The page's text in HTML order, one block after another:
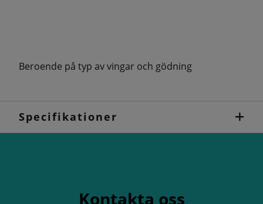
Beroende på typ av vingar och gödning
Specifikationer
Kontakta oss